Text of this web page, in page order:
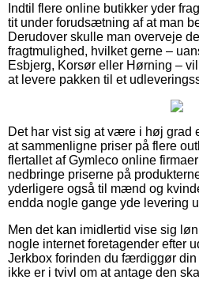
Indtil flere online butikker yder
tit under forudsætning af at man
Derudover skulle man overveje
fragtmulighed, hvilket gerne –
Esbjerg, Korsør eller Hørning –
at levere pakken til et
Det har vist sig at være i høj grad
at sammenligne priser på flere
flertallet af Gymleco online
nedbringe priserne på
yderligere også til mænd og
endda nogle gange yde levering
Men det kan imidlertid vise sig
nogle internet foretagender efter
Jerkbox forinden du færdiggør
ikke er i tvivl om at antage den